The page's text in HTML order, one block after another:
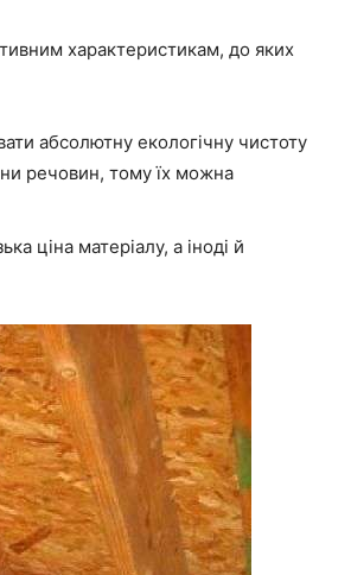
характеристикам, до яких
абсолютну екологічну чистоту
речовин, тому їх можна
ціна матеріалу, а іноді й